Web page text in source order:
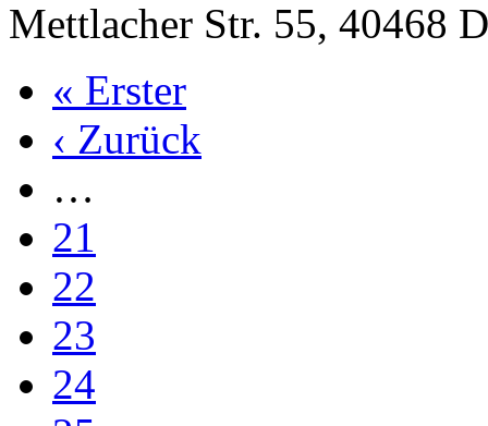
Mettlacher Str. 55, 40468
« Erster
‹ Zurück
…
21
22
23
24